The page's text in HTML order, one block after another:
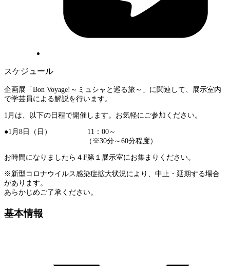
スケジュール
企画展「Bon Voyage!～ミュシャと巡る旅～ 」に関連して、展示室内
で学芸員による解説を行います。
1 月は、以下の日程で開催します。 お気軽にご参加ください。
●1月8日（日） 11：00～
（※30分～60分程度）
お時間になりましたら４F第１展示室にお集まりください。
※新型コロナウイルス感染症拡大状況により、中止・延期する場合
があります。
あらかじめご了承ください。
基本情報